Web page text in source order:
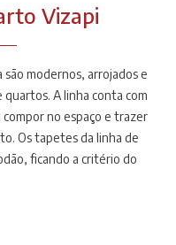
Vizapi
modernos, arrojados e
quartos. A linha conta com
no espaço e trazer
Os tapetes da linha de
ficando a critério do